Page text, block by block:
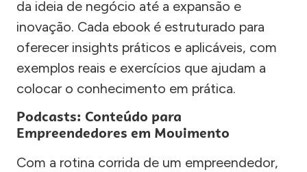
da ideia de negócio até a expansão e
inovação. Cada ebook é estruturado para
oferecer insights práticos e aplicáveis, com
exemplos reais e exercícios que ajudam a
colocar o conhecimento em prática.
Podcasts: Conteúdo para
Empreendedores em Movimento
Com a rotina corrida de um empreendedor,